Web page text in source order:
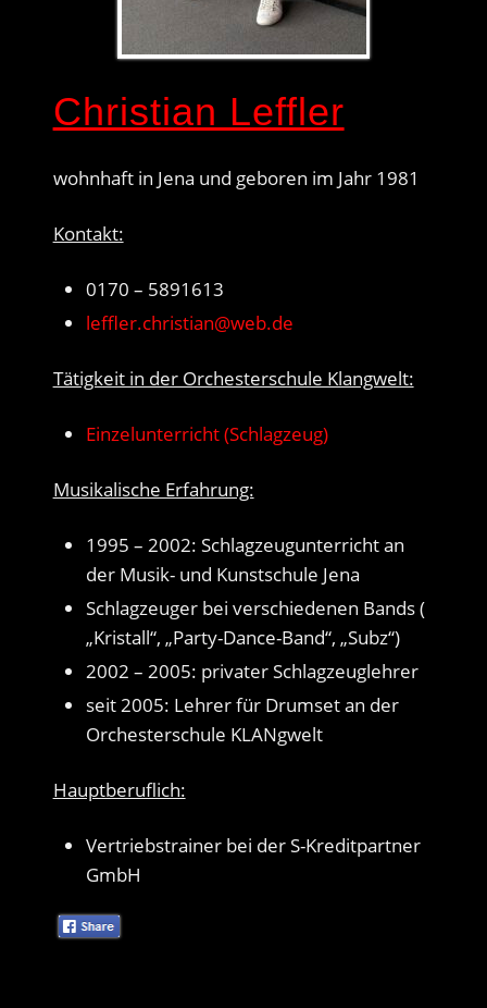
Christian Leffler
wohnhaft in Jena und geboren im Jahr 1981
Kontakt:
0170 – 5891613
leffler.christian@web.de
Tätigkeit in der Orchesterschule Klangwelt:
Einzelunterricht (Schlagzeug)
Musikalische Erfahrung:
1995 – 2002: Schlagzeugunterricht an
der Musik- und Kunstschule Jena
Schlagzeuger bei verschiedenen Bands (
„Kristall“, „Party-Dance-Band“, „Subz“)
2002 – 2005: privater Schlagzeuglehrer
seit 2005: Lehrer für Drumset an der
Orchesterschule KLANgwelt
Hauptberuflich:
Vertriebstrainer bei der S-Kreditpartner
GmbH